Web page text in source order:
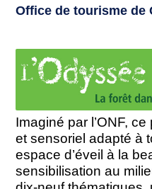
Office de tourisme de
Imaginé par l’ONF,
et sensoriel adapté à
espace d’éveil à la
sensibilisation au